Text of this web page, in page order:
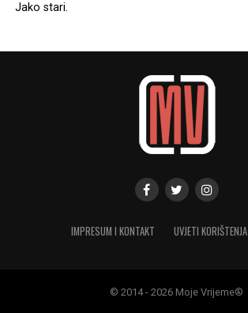
Jako stari.
IMPRESUM I KONTAKT UVJETI KORIŠTENJA
© 2014 - 2026 Moje Vrijeme®